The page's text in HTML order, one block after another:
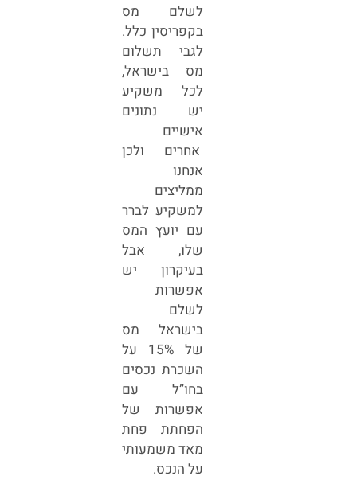
לשלם מס
בקפריסין כלל.
לגבי תשלום
מס בישראל,
לכל משקיע
יש נתונים
אישיים
אחרים ולכן
אנחנו
ממליצים
למשקיע לברר
עם יועץ המס
שלו, אבל
בעיקרון יש
אפשרות
לשלם
בישראל מס
של 15% על
השכרת נכסים
בחו”ל עם
אפשרות של
הפחתת פחת
מאד משמעותי
על הנכס.